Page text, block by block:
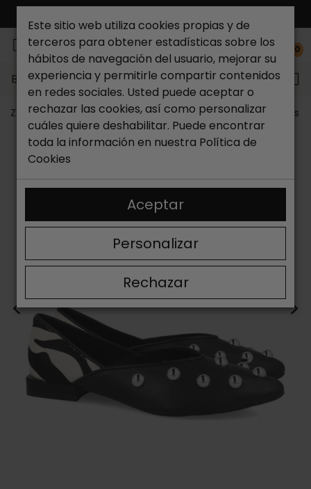
0
Buscar...
Zapateria Catchalot Outlet zapatos Outlet zapatos
< >
Este sitio web utiliza cookies propias y de
terceros para obtener estadísticas sobre los
hábitos de navegación del usuario, mejorar su
experiencia y permitirle compartir contenidos
en redes sociales. Usted puede aceptar o
rechazar las cookies, así como personalizar
cuáles quiere deshabilitar. Puede encontrar
toda la información en nuestra Política de
Cookies
Rechazar
Personalizar
Aceptar